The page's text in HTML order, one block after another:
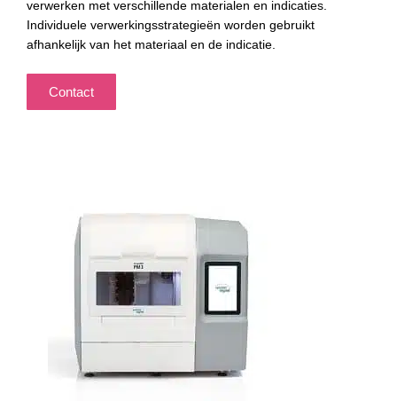
verwerken met verschillende materialen en indicaties.
Individuele verwerkingsstrategieën worden gebruikt
afhankelijk van het materiaal en de indicatie.
Contact